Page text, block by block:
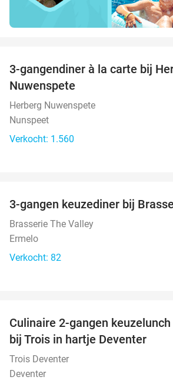
3-gangendiner à la carte bij
Nuwenspete
Herberg Nuwenspete
Nunspeet
Verkocht: 1.560
3-gangen keuzediner bij
Brasserie The Valley
Ermelo
Verkocht: 82
Culinaire 2-gangen
bij Trois in hartje Deventer
Trois Deventer
Deventer